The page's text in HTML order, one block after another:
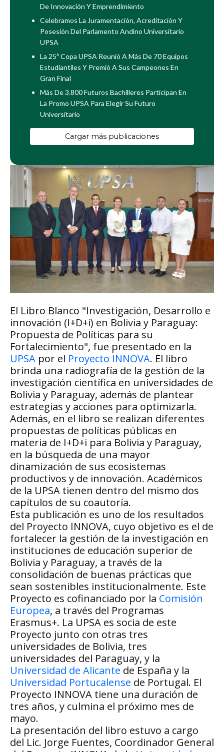
El Libro Blanco "Investigación, Desarrollo e
innovación (I+D+i) en Bolivia y Paraguay:
Propuesta de Políticas para su
Fortalecimiento", fue presentado en la
UPSA por el Proyecto INNOVA. El libro
brinda una radiografía de la gestión de la
investigación científica en universidades de
Bolivia y Paraguay, además de plantear
estrategias y acciones para optimizarla.
Además, en el libro se realizan diferentes
propuestas de políticas públicas en
materia de I+D+i para Bolivia y Paraguay,
en la búsqueda de una mayor
dinamización de sus ecosistemas
productivos y de innovación. Académicos
de la UPSA tienen dentro del mismo dos
capítulos de su coautoría.
Esta publicación es uno de los resultados
del Proyecto INNOVA, cuyo objetivo es el de
fortalecer la gestión de la investigación en
instituciones de educación superior de
Bolivia y Paraguay, a través de la
consolidación de buenas prácticas que
sean sostenibles institucionalmente. Este
Proyecto es cofinanciado por la Comisión
Europea, a través del Programas
Erasmus+. La UPSA es socia de este
Proyecto junto con otras tres
universidades de Bolivia, tres
universidades del Paraguay, y la
Universidad de Alicante de España y la
Universidad Portucalense de Portugal. El
Proyecto INNOVA tiene una duración de
tres años, y culmina el próximo mes de
mayo.
La presentación del libro estuvo a cargo
del Lic. Jorge Fuentes, Coordinador General
De Innovación Y Emprendimiento
Celebramos La Juramentación, Acreditación Y
Posesión Del Parlamento Andino Universitario
UPSA
La 25ª Copa UPSA Reunió A Más De 70 Equipos
Estudiantiles Y Premió A Sus Campeones En
Gran Final
Más De 3.800 Futuros Bachilleres Participan En
La Promo UPSA Para Elegir Su Futuro
Universitario
Cargar más publicaciones